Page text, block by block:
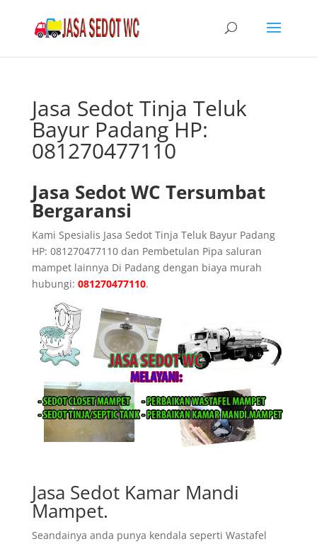
Jasa Sedot Tinja Teluk
Bayur Padang HP:
081270477110
Jasa Sedot WC Tersumbat
Bergaransi
Kami Spesialis Jasa Sedot Tinja Teluk Bayur Padang
HP: 081270477110 dan Pembetulan Pipa saluran
mampet lainnya Di Padang dengan biaya murah
hubungi: 081270477110.
Jasa Sedot Kamar Mandi
Mampet.
Seandainya anda punya kendala seperti Wastafel